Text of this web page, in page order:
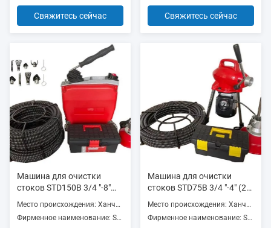
Свяжитесь сейчас Свяжитесь сейчас
Машина для очистки
стоков STD150B 3/4 "-8"
алюминиевой рамкой
Место происхождения: Ханчжоу, Китай
Фирменное наименование: SUNTECHMACH
Машина для очистки
стоков STD75B 3/4 "-4" (20-
стоков с кабелями 16 мм,
22 мм, 30 мм
Место происхождения: Ханчжоу, Китай
Фирменное наименование: SUNTECHMACH